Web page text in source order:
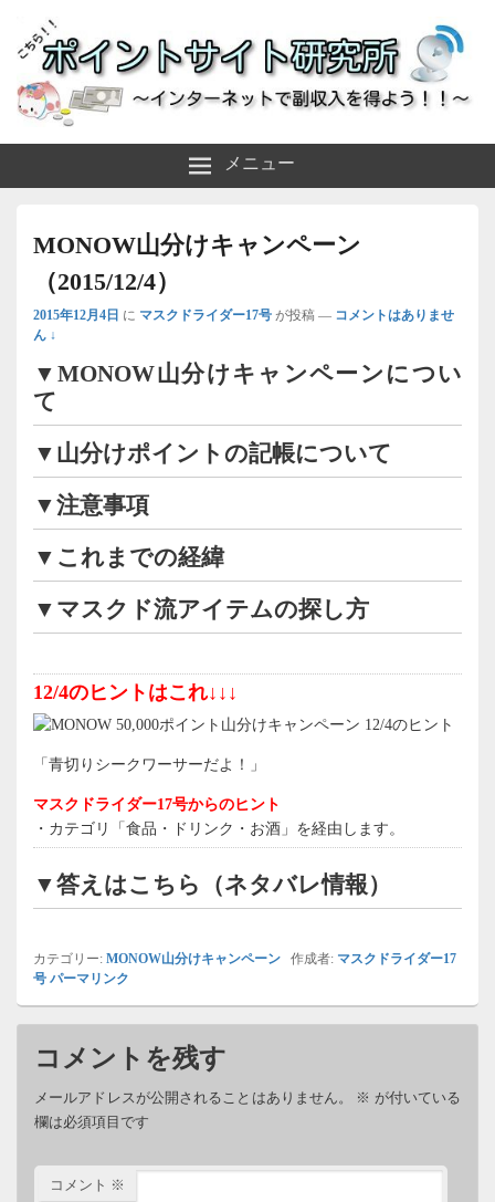
ポイントサイト研究所
メニュー
MONOW山分けキャンペーン
（2015/12/4）
2015年12月4日 に マスクドライダー17号 が投稿 — コメントはありませ
ん ↓
▼MONOW山分けキャンペーンについ
て
▼山分けポイントの記帳について
▼注意事項
▼これまでの経緯
▼マスクド流アイテムの探し方
12/4のヒントはこれ↓↓↓
「青切りシークワーサーだよ！」
マスクドライダー17号からのヒント
・カテゴリ「食品・ドリンク・お酒」を経由します。
▼答えはこちら（ネタバレ情報）
カテゴリー: MONOW山分けキャンペーン 作成者: マスクドライダー17
号 パーマリンク
コメントを残す
メールアドレスが公開されることはありません。 ※ が付いている
欄は必須項目です
コメント ※